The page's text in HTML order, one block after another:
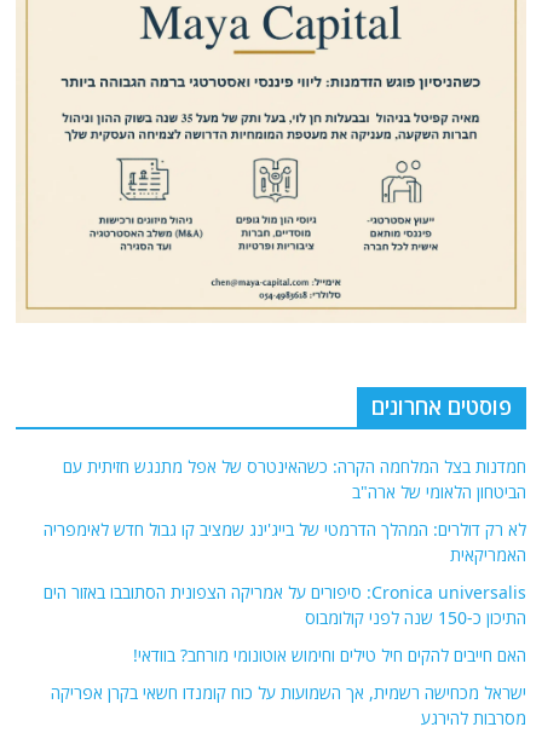
פוסטים אחרונים
חמדנות בצל המלחמה הקרה: כשהאינטרס של אפל מתנגש חזיתית עם
הביטחון הלאומי של ארה"ב
לא רק דולרים: המהלך הדרמטי של בייג'ינג שמציב קו גבול חדש לאימפריה
האמריקאית
Cronica universalis: סיפורים על אמריקה הצפונית הסתובבו באזור הים
התיכון כ-150 שנה לפני קולומבוס
האם חייבים להקים חיל טילים וחימוש אוטונומי מורחב? בוודאי!
ישראל מכחישה רשמית, אך השמועות על כוח קומנדו חשאי בקרן אפריקה
מסרבות להירגע